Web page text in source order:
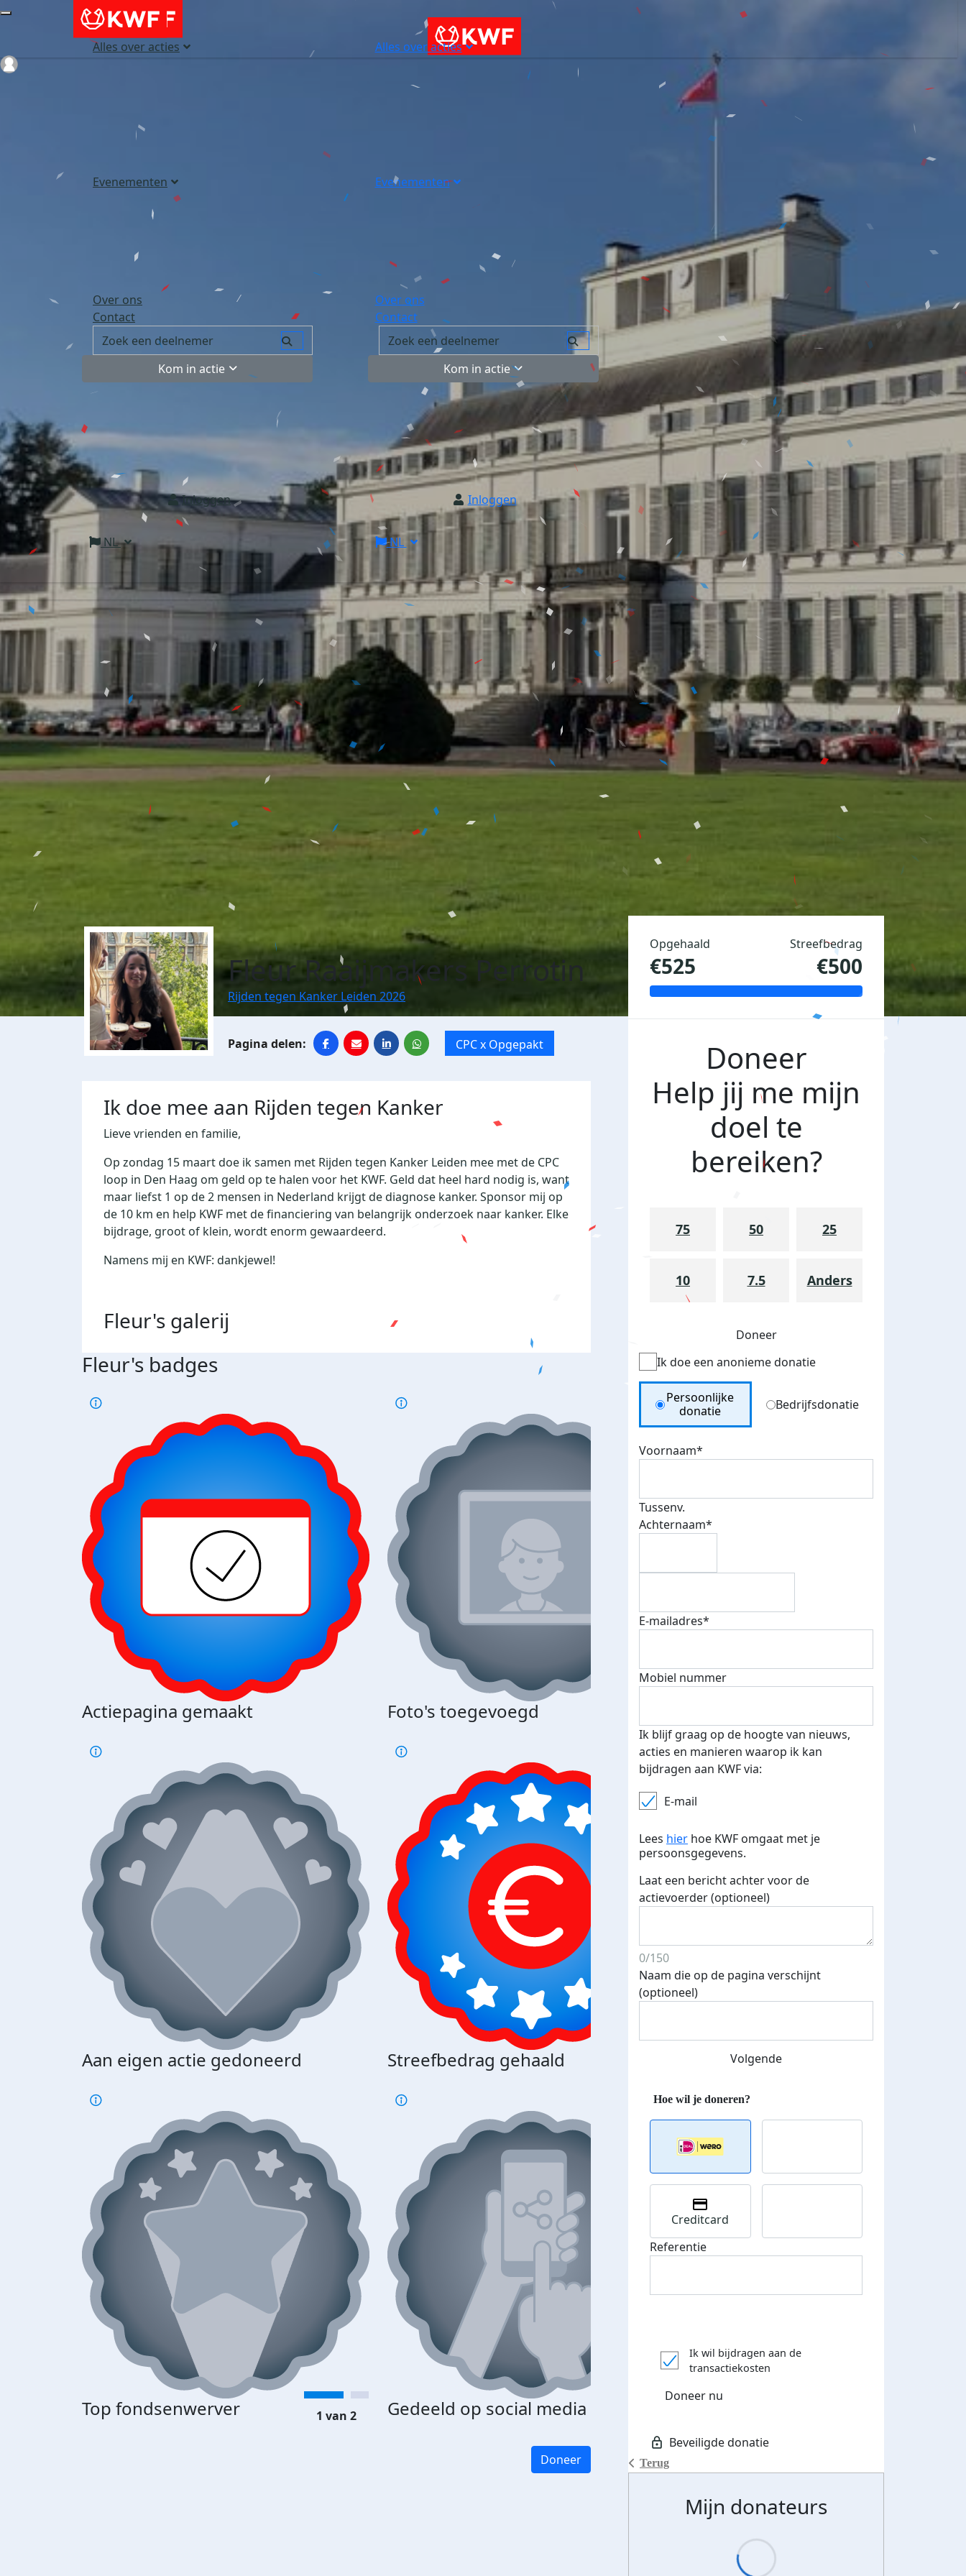
Alles over acties
Evenementen
Over ons
Contact
Kom in actie
Inloggen
NL
Alles over acties
Evenementen
Over ons
Contact
Kom in actie
Inloggen
NL
Fleur Raaijmakers Perrotin
Rijden tegen Kanker Leiden 2026
CPC x Opgepakt
Ik doe mee aan Rijden tegen Kanker
Lieve vrienden en familie,
Op zondag 15 maart doe ik samen met Rijden tegen Kanker Leiden mee met de CPC
loop in Den Haag om geld op te halen voor het KWF. Geld dat heel hard nodig is, want
maar liefst 1 op de 2 mensen in Nederland krijgt de diagnose kanker. Sponsor mij op
de 10 km en help KWF met de financiering van belangrijk onderzoek naar kanker. Elke
bijdrage, groot of klein, wordt enorm gewaardeerd.
Namens mij en KWF: dankjewel!
Fleur's galerij
Fleur's badges
Actiepagina gemaakt Foto's toegevoegd
Aan eigen actie gedoneerd Streefbedrag gehaald Streefbedrag verhoogd
Top fondsenwerver Gedeeld op social media Donateurs bedankt
1 van 2
Doneer
Opgehaald
€525
Streefbedrag
€500
Doneer
Help jij me mijn
doel te
bereiken?
75 50 25
10 7.5 Anders
Doneer
Ik doe een anonieme donatie
Donation Type
Persoonlijke
donatie
Bedrijfsdonatie
Voornaam*
Tussenv.
Achternaam*
E-mailadres*
Mobiel nummer
Ik blijf graag op de hoogte van nieuws,
acties en manieren waarop ik kan
bijdragen aan KWF via:
E-mail
Lees hier hoe KWF omgaat met je
persoonsgegevens.
Laat een bericht achter voor de
actievoerder (optioneel)
0/150
Naam die op de pagina verschijnt
(optioneel)
Volgende
Terug
Creditcard
Referentie
Ik wil bijdragen aan de
transactiekosten
Doneer nu
Mijn donateurs